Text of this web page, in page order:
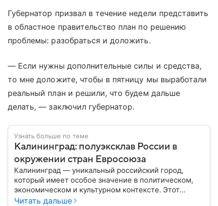
Губернатор призвал в течение недели представить
в областное правительство план по решению
проблемы: разобраться и доложить.
— Если нужны дополнительные силы и средства,
то мне доложите, чтобы в пятницу мы выработали
реальный план и решили, что будем дальше
делать, — заключил губернатор.
Узнать больше по теме
Калининград: полуэксклав России в
окружении стран Евросоюза
Калининград — уникальный российский город,
который имеет особое значение в политическом,
экономическом и культурном контексте. Этот
город, расположенный в самом сердце Европы,
Читать дальше